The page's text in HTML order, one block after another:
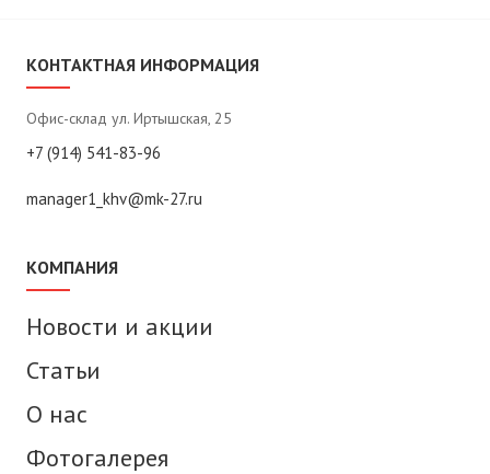
КОНТАКТНАЯ ИНФОРМАЦИЯ
Офис-склад ул. Иртышская, 25
+7 (914) 541-83-96
manager1_khv@mk-27.ru
КОМПАНИЯ
Новости и акции
Статьи
О нас
Фотогалерея